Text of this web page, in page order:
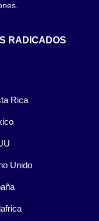
RADICADOS
Rica
Unido